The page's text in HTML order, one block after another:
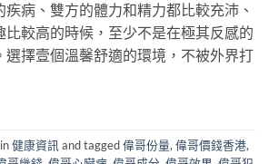
病、雙方的體力和精力都比較充沛、
比較高的時候，至少不是在極其反感的
選擇壹個溫馨舒適的環境，不被外界打
健康資訊and tagged偉哥份量,偉哥價錢香港,